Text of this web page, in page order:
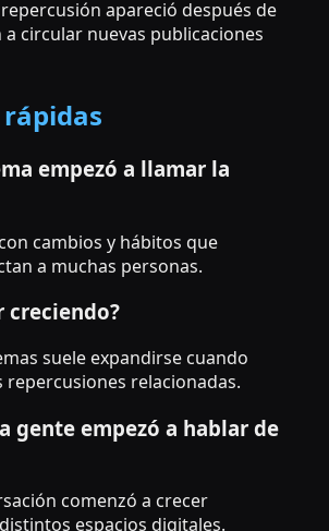
apareció después de
circular nuevas publicaciones
empezó a llamar la
cambios y hábitos que
a muchas personas.
creciendo?
suele expandirse cuando
repercusiones relacionadas.
gente empezó a hablar de
comenzó a crecer
espacios digitales.